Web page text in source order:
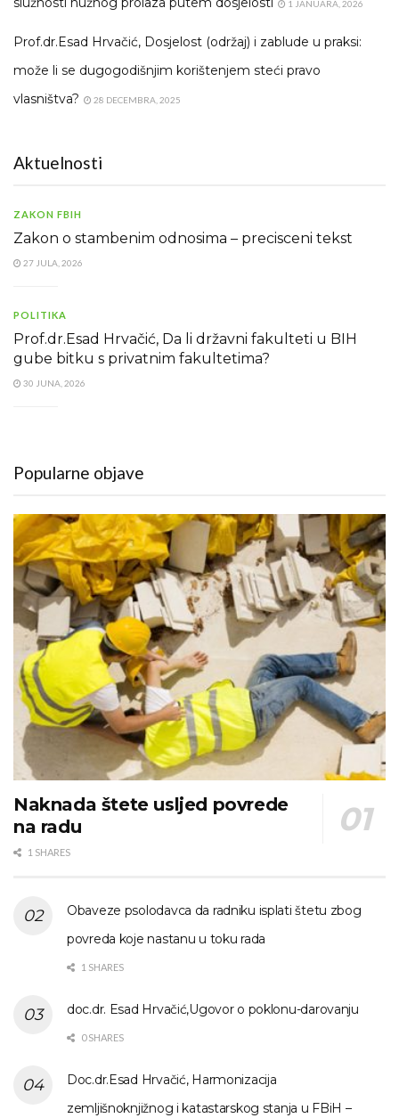
1 JANUARA, 2026
Prof.dr.Esad Hrvačić, Dosjelost (održaj) i zablude u praksi:
može li se dugogodišnjim korištenjem steći pravo
vlasništva?
28 DECEMBRA, 2025
Aktuelnosti
ZAKON FBIH
Zakon o stambenim odnosima – precisceni tekst
27 JULA, 2026
POLITIKA
Prof.dr.Esad Hrvačić, Da li državni fakulteti u BIH
gube bitku s privatnim fakultetima?
30 JUNA, 2026
Popularne objave
Naknada štete usljed povrede
na radu
1 SHARES
Obaveze psolodavca da radniku isplati štetu zbog
povreda koje nastanu u toku rada
1 SHARES
doc.dr. Esad Hrvačić,Ugovor o poklonu-darovanju
0 SHARES
Doc.dr.Esad Hrvačić, Harmonizacija
zemljišnoknjižnog i katastarskog stanja u FBiH –